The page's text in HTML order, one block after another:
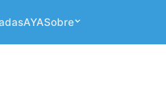
AYASobre